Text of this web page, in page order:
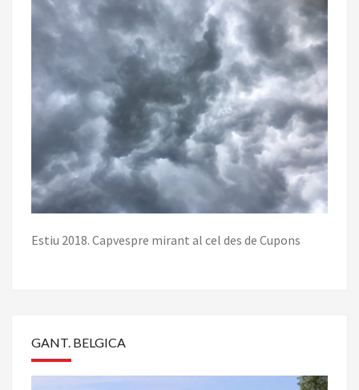
Estiu 2018. Capvespre mirant al cel des de Cupons
GANT. BELGICA